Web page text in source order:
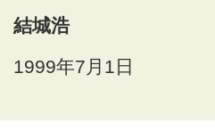
結城浩
1999年7月1日